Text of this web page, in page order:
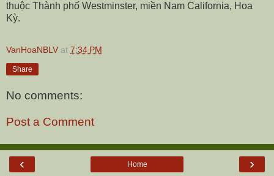
thuộc Thành phố Westminster, miền Nam California, Hoa
Kỳ.
VanHoaNBLV at 7:34 PM
Share
No comments:
Post a Comment
‹ ›
Home